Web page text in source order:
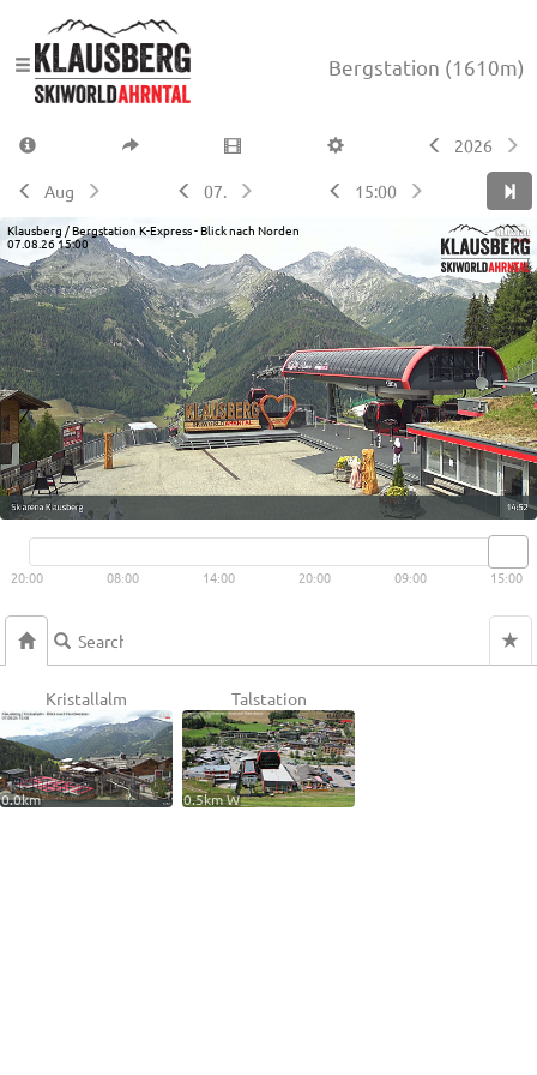
Bergstation (1610m)
2026
Aug 07. 15:00
Klausberg / Bergstation K-Express - Blick nach Norden
07.08.26 15:00
Live video available → View
20:00 08:00 14:00 20:00 09:00 15:00
Kristallalm
0.0km
Talstation
0.5km W